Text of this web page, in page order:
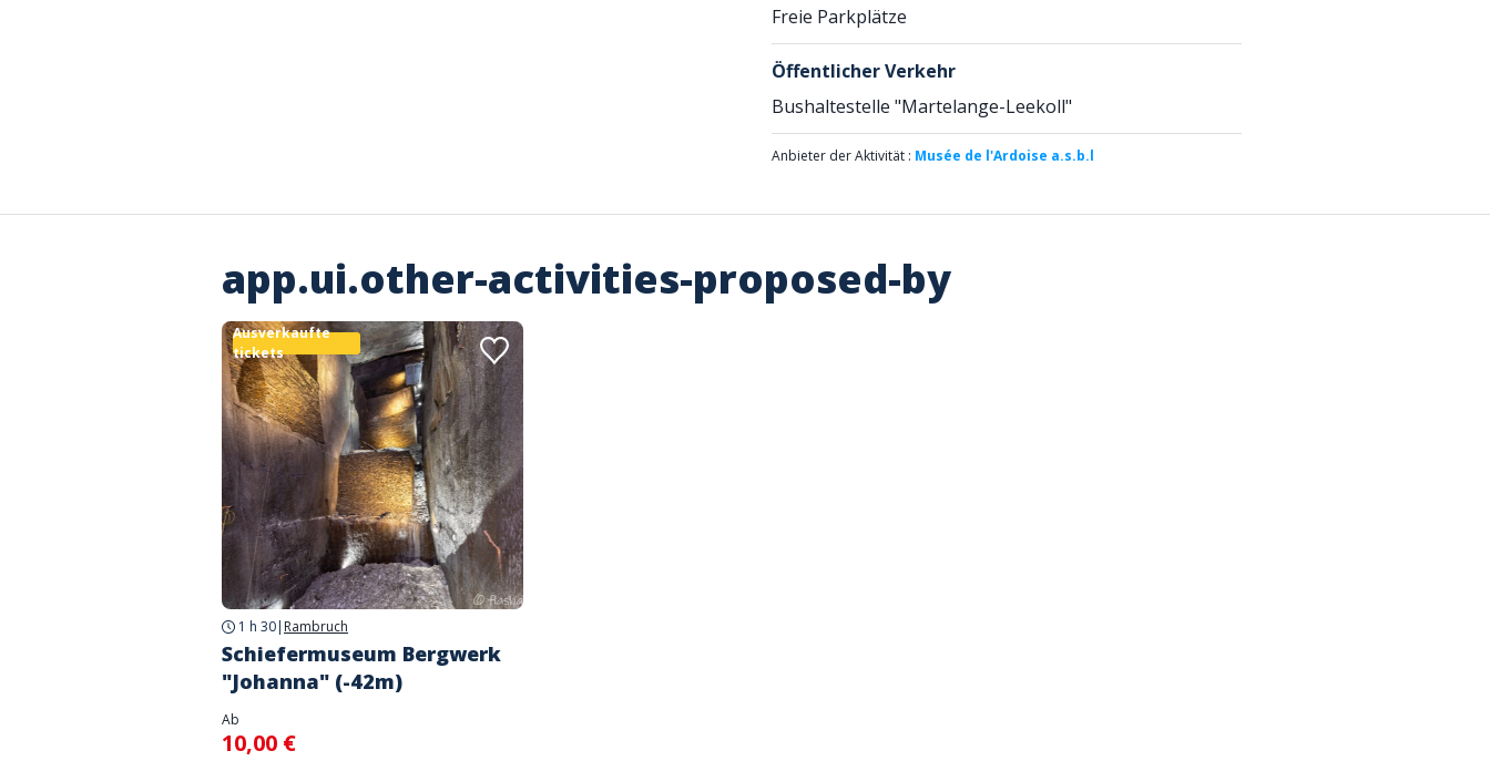
Freie Parkplätze
Öffentlicher Verkehr
Bushaltestelle "Martelange-Leekoll"
Anbieter der Aktivität : Musée de l'Ardoise a.s.b.l
app.ui.other-activities-proposed-by
Ausverkaufte
tickets
1 h 30| Rambruch
Schiefermuseum Bergwerk
"Johanna" (-42m)
Ab
10,00 €